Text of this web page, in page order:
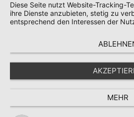
Diese Seite nutzt Website-Tracking-
ihre Dienste anzubieten, stetig zu
entsprechend den Interessen der
MEHR